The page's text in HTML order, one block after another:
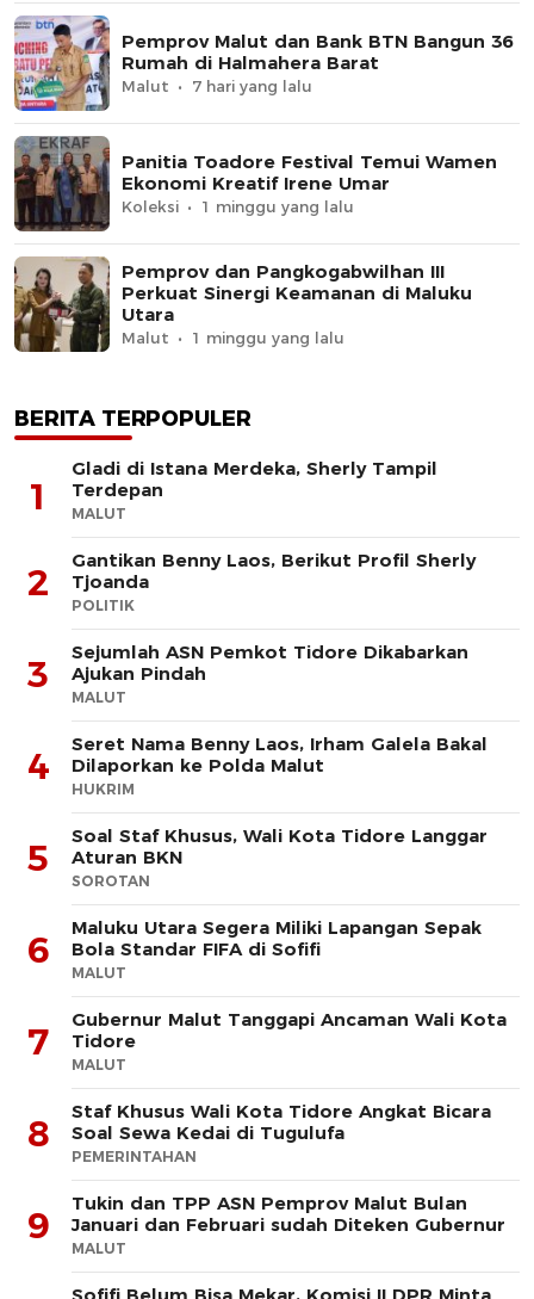
Pemprov Malut dan Bank BTN Bangun 36
Rumah di Halmahera Barat
Malut 7 hari yang lalu
Panitia Toadore Festival Temui Wamen
Ekonomi Kreatif Irene Umar
Koleksi 1 minggu yang lalu
Pemprov dan Pangkogabwilhan III
Perkuat Sinergi Keamanan di Maluku
Utara
Malut 1 minggu yang lalu
BERITA TERPOPULER
1
Gladi di Istana Merdeka, Sherly Tampil
Terdepan
MALUT
2
Gantikan Benny Laos, Berikut Profil Sherly
Tjoanda
POLITIK
3
Sejumlah ASN Pemkot Tidore Dikabarkan
Ajukan Pindah
MALUT
4
Seret Nama Benny Laos, Irham Galela Bakal
Dilaporkan ke Polda Malut
HUKRIM
5
Soal Staf Khusus, Wali Kota Tidore Langgar
Aturan BKN
SOROTAN
6
Maluku Utara Segera Miliki Lapangan Sepak
Bola Standar FIFA di Sofifi
MALUT
7
Gubernur Malut Tanggapi Ancaman Wali Kota
Tidore
MALUT
8
Staf Khusus Wali Kota Tidore Angkat Bicara
Soal Sewa Kedai di Tugulufa
PEMERINTAHAN
9
Tukin dan TPP ASN Pemprov Malut Bulan
Januari dan Februari sudah Diteken Gubernur
MALUT
Sofifi Belum Bisa Mekar, Komisi II DPR Minta